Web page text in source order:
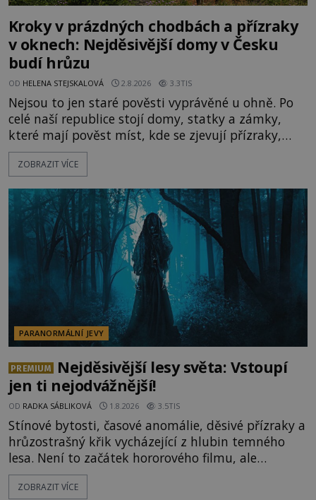
Kroky v prázdných chodbách a přízraky
v oknech: Nejděsivější domy v Česku
budí hrůzu
OD HELENA STEJSKALOVÁ 2.8.2026 3.3TIS
Nejsou to jen staré pověsti vyprávěné u ohně. Po
celé naší republice stojí domy, statky a zámky,
které mají pověst míst, kde se zjevují přízraky,
ozývají nevysvětlitelné zvuky nebo se dějí podivné
jevy. Zatímco historici většinou hledají racionální
lokality vykazují nápadně podobná svědectví po
celé generace. A právě tato opakující se svědectví
ZOBRAZIT VÍCE
PARANORMÁLNÍ JEVY
PREMIUM
Nejděsivější lesy světa: Vstoupí
jen ti nejodvážnější!
OD RADKA SÁBLIKOVÁ 1.8.2026 3.5TIS
Stínové bytosti, časové anomálie, děsivé přízraky a
hrůzostrašný křik vycházející z hlubin temného
lesa. Není to začátek hororového filmu, ale
události, které popisují návštěvníci lesů, které jsou
označovány jako nejděsivější na světě. Lidé bydlící
ZOBRAZIT VÍCE